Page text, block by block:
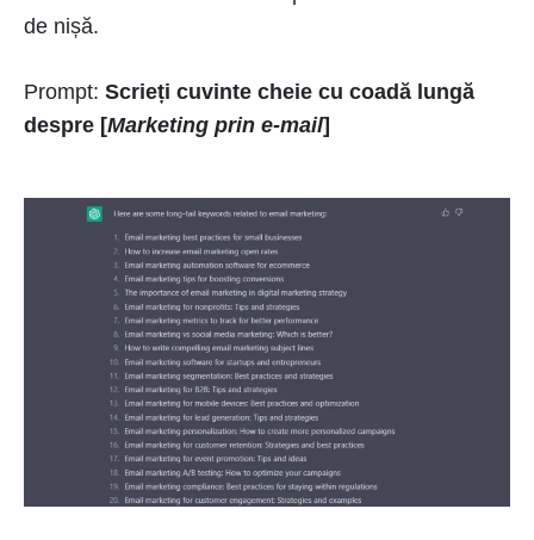
de nișă.
Prompt: Scrieți cuvinte cheie cu coadă lungă
despre [Marketing prin e-mail]